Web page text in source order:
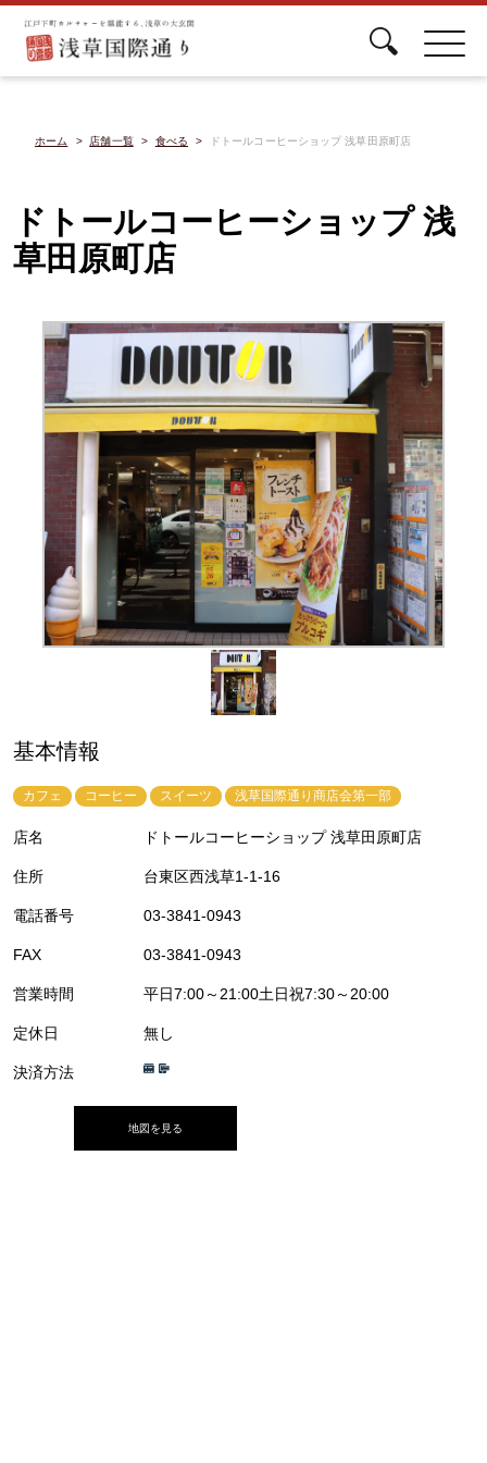
ホーム 店舗一覧 食べる ドトールコーヒーショップ 浅草田原町店
ドトールコーヒーショップ 浅
草田原町店
基本情報
カフェ コーヒー スイーツ 浅草国際通り商店会第一部
店名 ドトールコーヒーショップ 浅草田原町店
住所 台東区西浅草1-1-16
電話番号 03-3841-0943
FAX 03-3841-0943
営業時間 平日7:00～21:00土日祝7:30～20:00
定休日 無し
決済方法
地図を見る